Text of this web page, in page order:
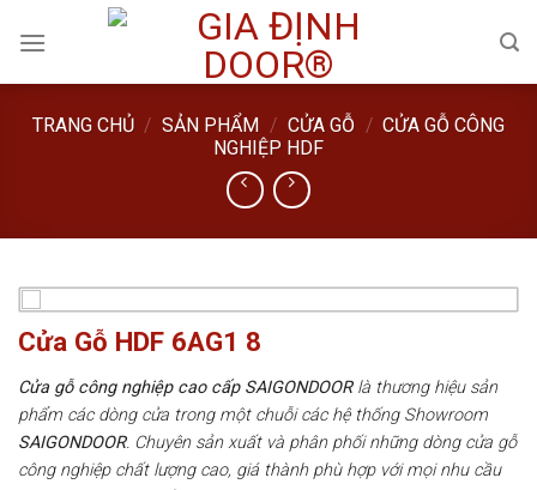
TRANG CHỦ / SẢN PHẨM / CỬA GỖ / CỬA GỖ CÔNG
NGHIỆP HDF
Cửa Gỗ HDF 6AG1 8
Cửa gỗ công nghiệp cao cấp SAIGONDOORlà thương hiệu sản
phẩm các dòng cửa trong một chuỗi các hệ thống Showroom
SAIGONDOOR. Chuyên sản xuất và phân phối những dòng cửa gỗ
công nghiệp chất lượng cao, giá thành phù hợp với mọi nhu cầu